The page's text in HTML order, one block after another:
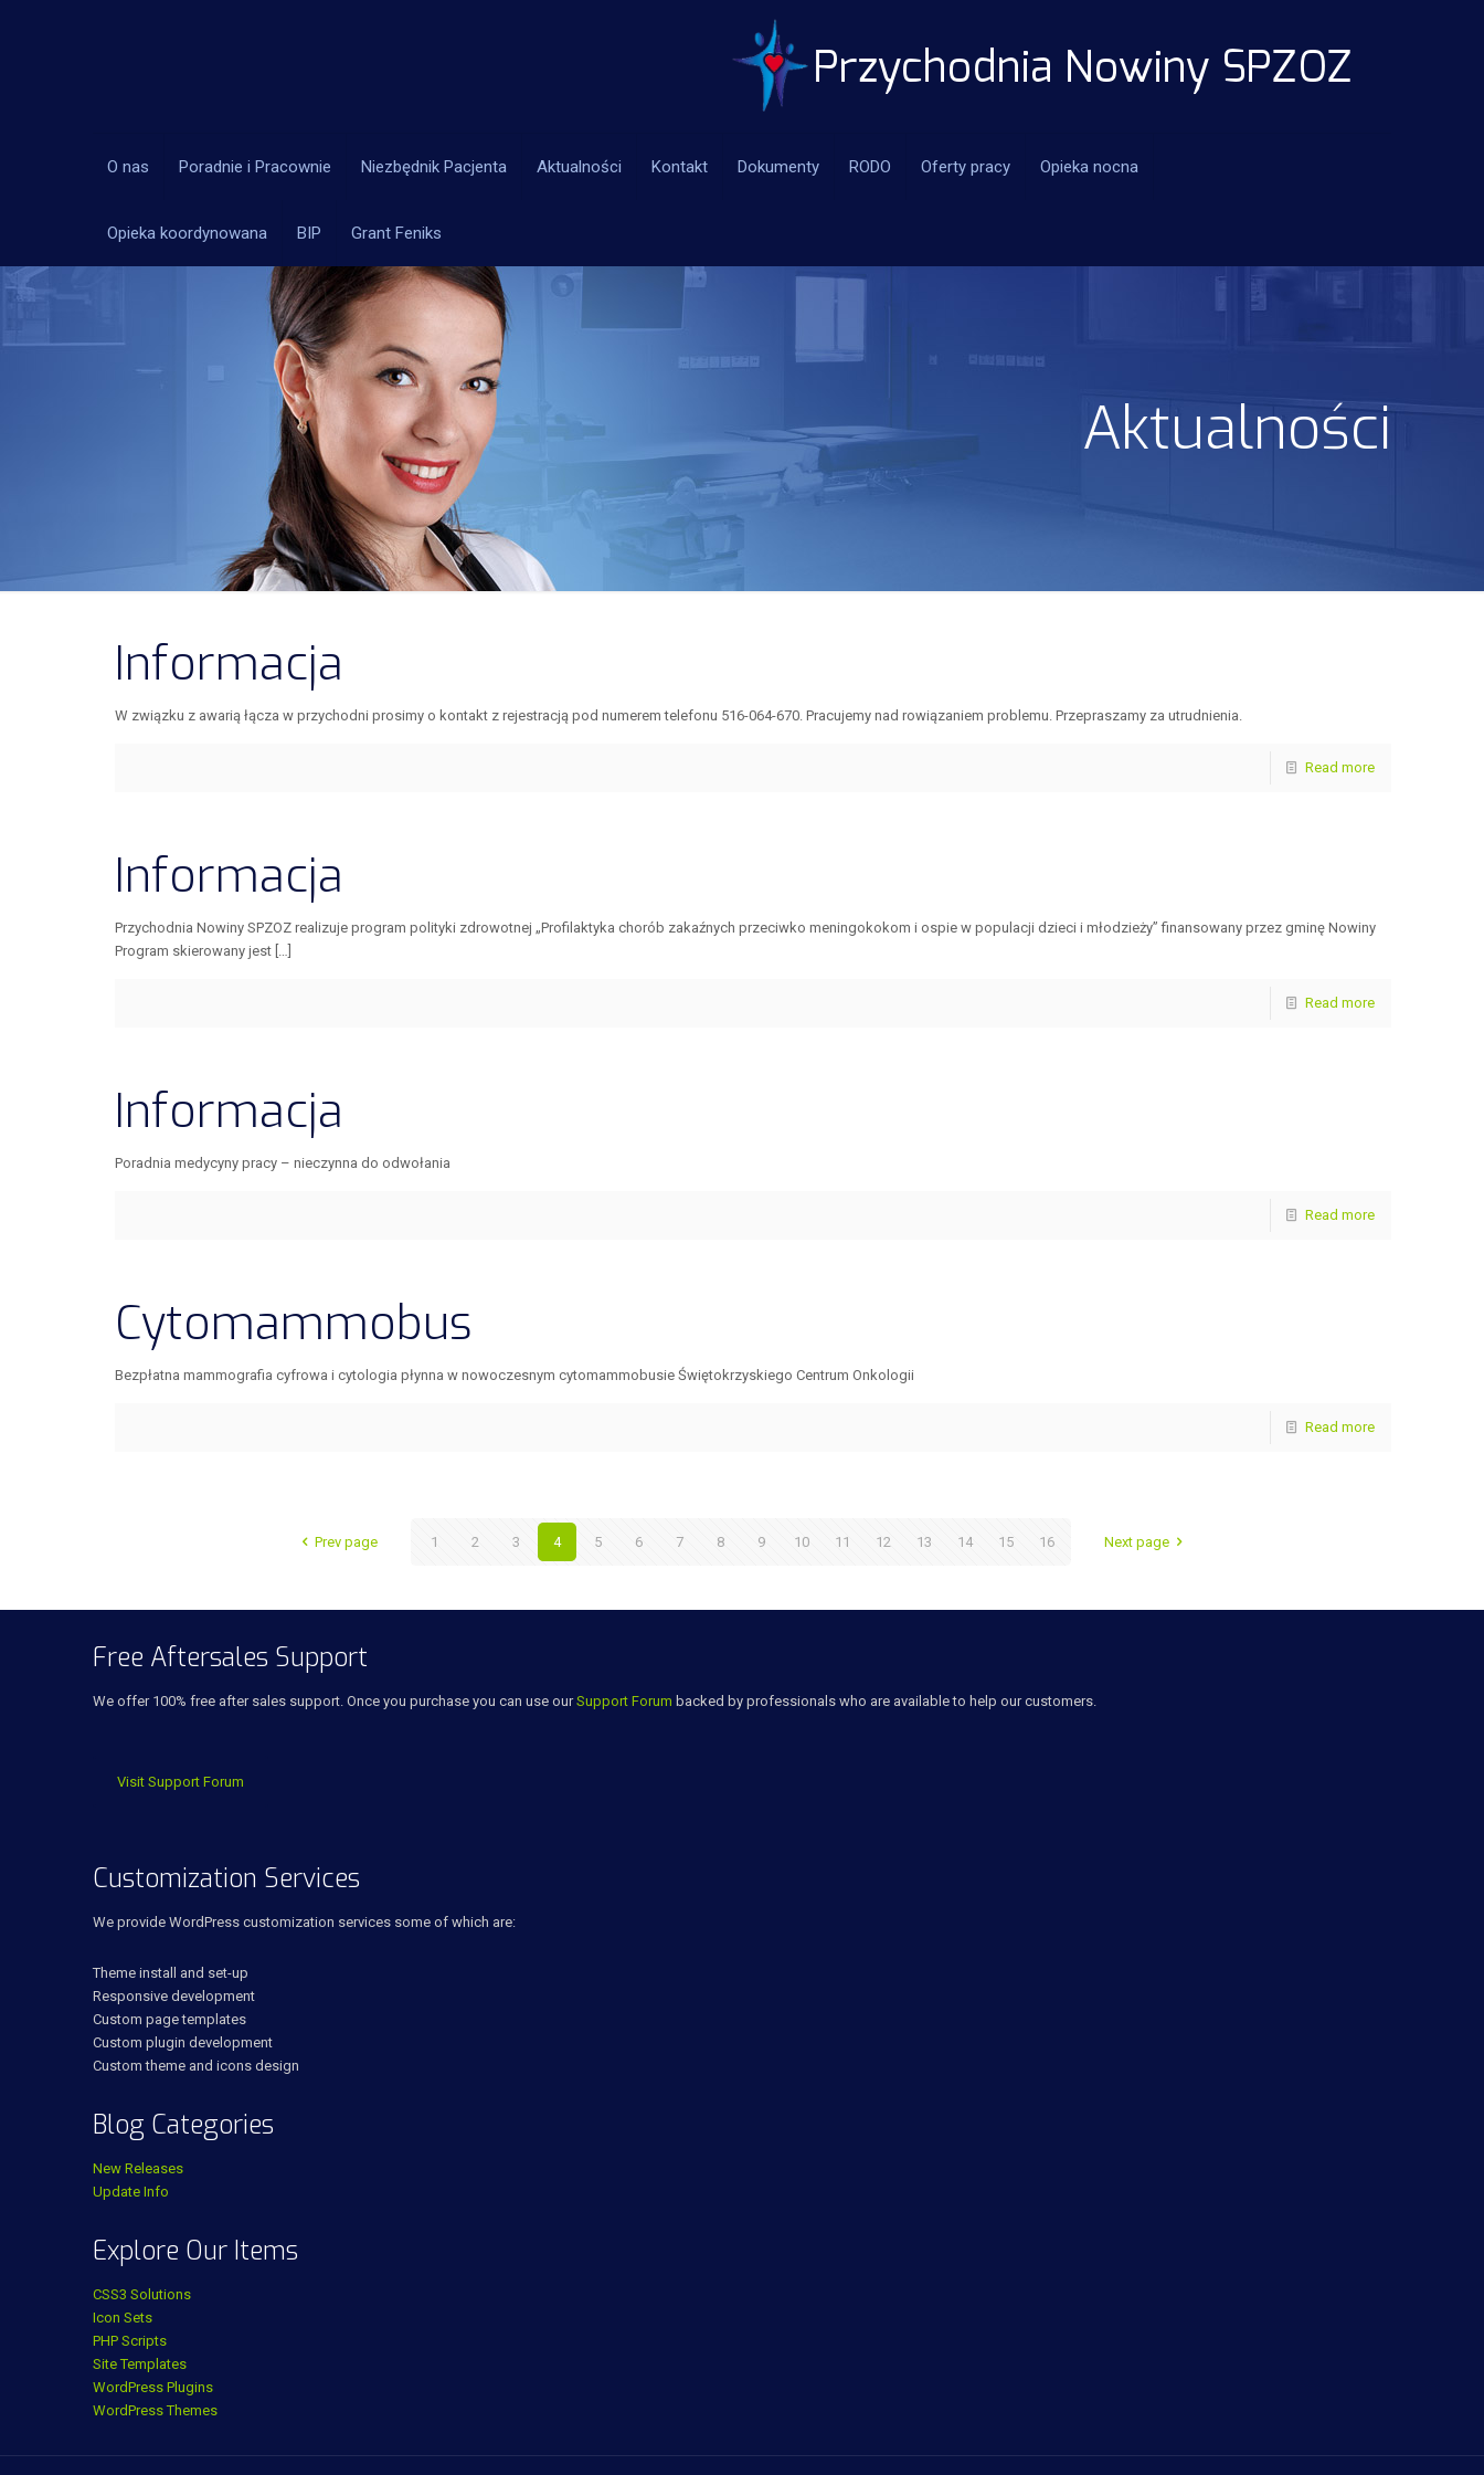
O nas Poradnie i Pracownie Niezbędnik Pacjenta Aktualności Kontakt Dokumenty RODO Oferty pracy Opieka nocna
Opieka koordynowana BIP Grant Feniks
Aktualności
Informacja
W związku z awarią łącza w przychodni prosimy o kontakt z rejestracją pod numerem telefonu 516-064-670. Pracujemy nad rowiązaniem problemu. Przepraszamy za utrudnienia.
Read more
Informacja
Przychodnia Nowiny SPZOZ realizuje program polityki zdrowotnej „Profilaktyka chorób zakaźnych przeciwko meningokokom i ospie w populacji dzieci i młodzieży” finansowany przez gminę Nowiny
Program skierowany jest […]
Read more
Informacja
Poradnia medycyny pracy – nieczynna do odwołania
Read more
Cytomammobus
Bezpłatna mammografia cyfrowa i cytologia płynna w nowoczesnym cytomammobusie Świętokrzyskiego Centrum Onkologii
Read more
Prev page 1 2 3 4 5 6 7 8 9 10 11 12 13 14 15 16 Next page
Free Aftersales Support
We offer 100% free after sales support. Once you purchase you can use ourSupport Forum backed by professionals who are available to help our customers.
Visit Support Forum
Customization Services
We provide WordPress customization services some of which are:
Theme install and set-up
Responsive development
Custom page templates
Custom plugin development
Custom theme and icons design
Blog Categories
New Releases
Update Info
Explore Our Items
CSS3 Solutions
Icon Sets
PHP Scripts
Site Templates
WordPress Plugins
WordPress Themes